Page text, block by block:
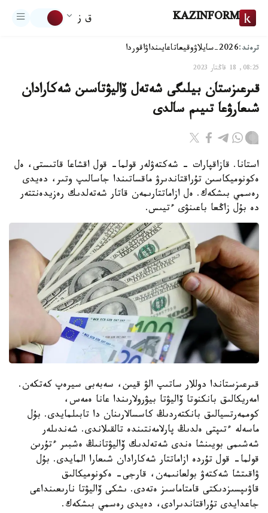
KAZINFORM ق ز
ترەند:2026-سايلاۋ وقيعاتاعايىنداۋاقوردا
08:25, 18 قاڭتار 2023
قىرعىزستان بيلىگى شەتەل ۆاليۋتاسىن شەكارادان
شىعارۋعا تىيىم سالدى
استانا. قازاقپارات - شەكتەۋلەر قولما- قول اقشاعا قاتىستى، ەل
ەكونوميكاسىن تۇراقتاندىرۋ ماقساتىندا جاسالىپ وتىر، دەيدى
رەسمي بىشكەك. ەل ازاماتتارىمەن قاتار شەتەلدىك رەزيدەنتتەر
دە بۇل زاڭعا باعىنۋى ءتيىس.
قىرعىزستاندا دوللار ساتىپ الۋ قيىن، سەبەبى سيرەپ كەتكەن.
امەريكالىق بانكنوتا ۆاليۋتا بيۋرولارىندا عانا ەمەس،
كوممەرتسيالىق بانكتەردىڭ كاسسالارىنان دا تابىلمايدى. بۇل
ماسەلە ءتىپتى ەلدىڭ پارلامەنتىندە تالقىلاندى. شەندىلەر
شەشىمى بويىنشا ەندى شەتەلدىك ۆاليۋتانىڭ ەشبىر ءتۇرىن
قولما- قول تۇردە ازاماتتار شەكارادان شىعارا المايدى. بۇل
ۋاقىتشا شەكتەۋ بولعانىمەن، قارجى- ەكونوميكالىق
قاۋىپسىزدىكتى قامتاماسىز ەتەدى. ىشكى ۆاليۋتا نارىعىنداعى
جاعدايدى تۇراقتاندىرادى، دەيدى رەسمي بىشكەك.